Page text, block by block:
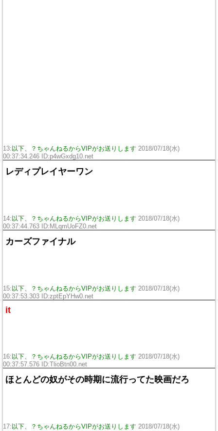
13: 以下、？ちゃんねるからVIPがお送りします 2018/07/18(水)
00:37:34.246 ID:p4wGxdg10.net
レディプレイヤーワン
14: 以下、？ちゃんねるからVIPがお送りします 2018/07/18(水)
00:37:44.763 ID: MLqmUoFZ0.net
カーズファイナル
15: 以下、？ちゃんねるからVIPがお送りします 2018/07/18(水)
00:37:53.303 ID:zptEpYHw0.net
it
16: 以下、？ちゃんねるからVIPがお送りします 2018/07/18(水)
00:37:57.576 ID: TlioBtn00.net
ほとんどの奴がその時期に流行ってた映画だろ
17: 以下、？ちゃんねるからVIPがお送りします 2018/07/18(水)